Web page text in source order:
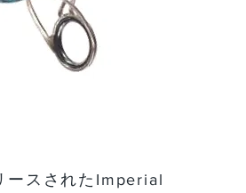
ースされたImperial